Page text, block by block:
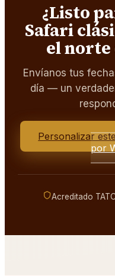
¿Listo
Safari
el norte
Envíanos tus
día — un
Personalizar
por
Acreditado